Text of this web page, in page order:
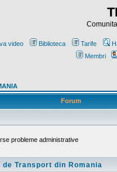
video Biblioteca Tarife
Membri
Forum
probleme administrative
Transport din Romania